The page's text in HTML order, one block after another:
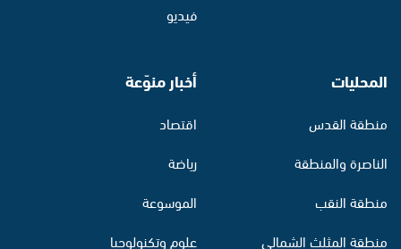
فيديو
المحليات
منطقة القدس
الناصرة والمنطقة
منطقة النقب
منطقة المثلث الشمالي
أخبار منوّعة
اقتصاد
رياضة
الموسوعة
علوم وتكنولوجيا